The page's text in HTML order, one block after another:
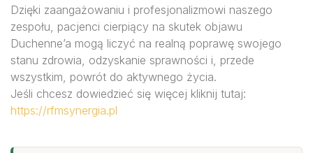
Dzięki zaangażowaniu i profesjonalizmowi naszego
zespołu, pacjenci cierpiący na skutek objawu
Duchenne’a mogą liczyć na realną poprawę swojego
stanu zdrowia, odzyskanie sprawności i, przede
wszystkim, powrót do aktywnego życia.
Jeśli chcesz dowiedzieć się więcej kliknij tutaj:
https://rfmsynergia.pl